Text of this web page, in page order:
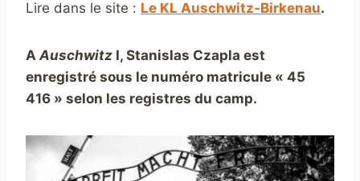
Lire dans le site : Le KL Auschwitz-Birkenau.
AAuschwitz I, Stanislas Czapla est
enregistré sous le numéro matricule « 45
416 » selon les registres du camp.